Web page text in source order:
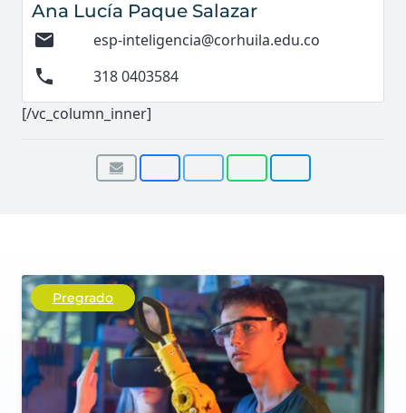
Ana Lucía Paque Salazar
mail
esp-inteligencia@corhuila.edu.co
phone
318 0403584
[/vc_column_inner]
Pregrado